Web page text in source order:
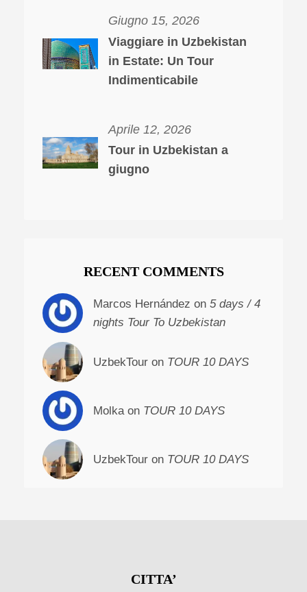
Giugno 15, 2026
Viaggiare in Uzbekistan
in Estate: Un Tour
Indimenticabile
Aprile 12, 2026
Tour in Uzbekistan a
giugno
RECENT COMMENTS
Marcos Hernández on 5 days / 4
nights Tour To Uzbekistan
UzbekTour on TOUR 10 DAYS
Molka on TOUR 10 DAYS
UzbekTour on TOUR 10 DAYS
CITTA’